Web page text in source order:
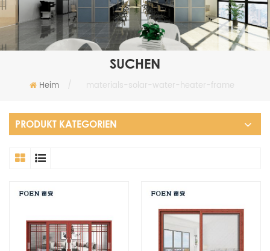
SUCHEN
Heim / materials-solar-water-heater-frame
PRODUKT KATEGORIEN